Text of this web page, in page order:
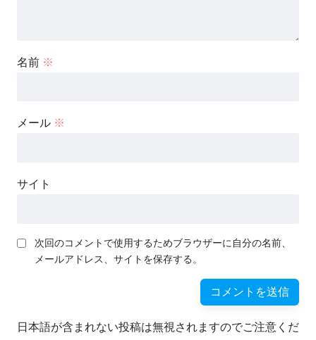
名前 ※
メール ※
サイト
次回のコメントで使用するためブラウザーに自分の名前、
メールアドレス、サイトを保存する。
日本語が含まれない投稿は無視されますのでご注意くだ